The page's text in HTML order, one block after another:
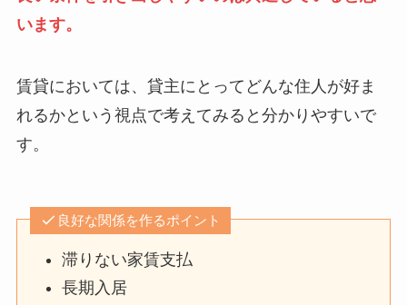
います。
賃貸においては、貸主にとってどんな住人が好ま
れるかという視点で考えてみると分かりやすいで
す。
良好な関係を作るポイント
滞りない家賃支払
長期入居